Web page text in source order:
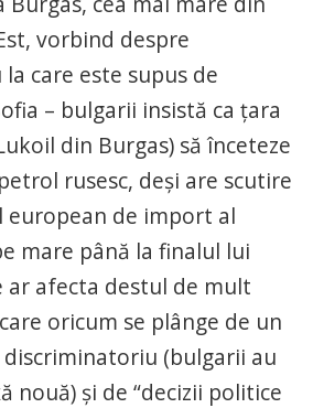
vorbind despre
care este supus de
– bulgarii insistă ca țara
din Burgas) să înceteze
rusesc, deși are scutire
european de import al
mare până la finalul lui
ar afecta destul de mult
oricum se plânge de un
(bulgarii au
nouă) și de “decizii politice